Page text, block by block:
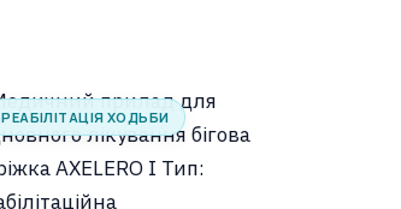
РЕАБІЛІТАЦІЯ ХОДЬБИ